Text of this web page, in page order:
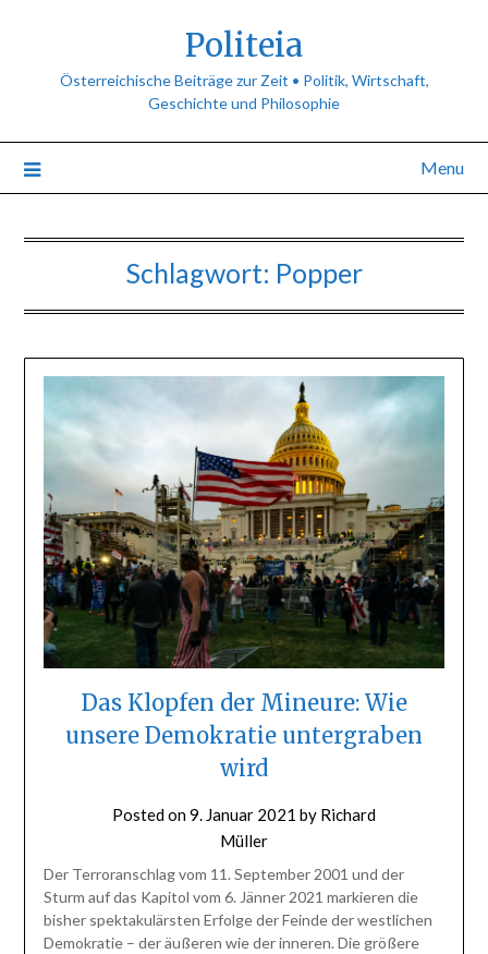
Politeia
Österreichische Beiträge zur Zeit • Politik, Wirtschaft,
Geschichte und Philosophie
Menu
Schlagwort: Popper
Das Klopfen der Mineure: Wie
unsere Demokratie untergraben
wird
Posted on9. Januar 2021 by Richard
Müller
Der Terroranschlag vom 11. September 2001 und der
Sturm auf das Kapitol vom 6. Jänner 2021 markieren die
bisher spektakulärsten Erfolge der Feinde der westlichen
Demokratie – der äußeren wie der inneren. Die größere